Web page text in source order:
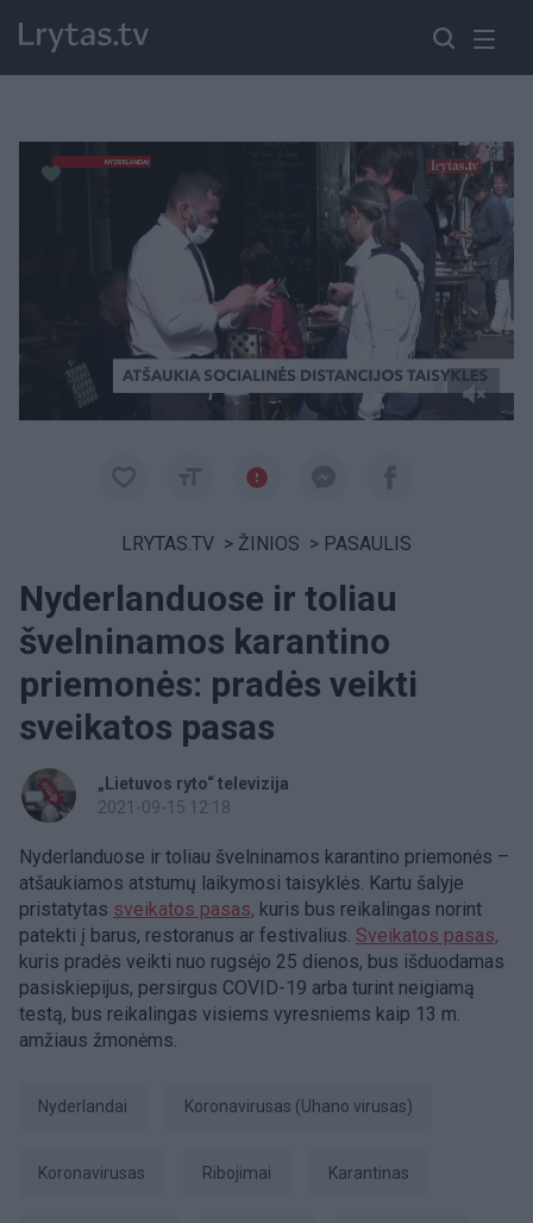
LRYTAS.TV > ŽINIOS > PASAULIS
Nyderlanduose ir toliau
švelninamos karantino
priemonės: pradės veikti
sveikatos pasas
„Lietuvos ryto“ televizija
2021-09-15 12:18
Nyderlanduose ir toliau švelninamos karantino priemonės –
atšaukiamos atstumų laikymosi taisyklės. Kartu šalyje
pristatytas sveikatos pasas, kuris bus reikalingas norint
patekti į barus, restoranus ar festivalius. Sveikatos pasas,
kuris pradės veikti nuo rugsėjo 25 dienos, bus išduodamas
pasiskiepijus, persirgus COVID-19 arba turint neigiamą
testą, bus reikalingas visiems vyresniems kaip 13 m.
amžiaus žmonėms.
Nyderlandai koronavirusas (Uhano virusas)
koronavirusas ribojimai karantinas